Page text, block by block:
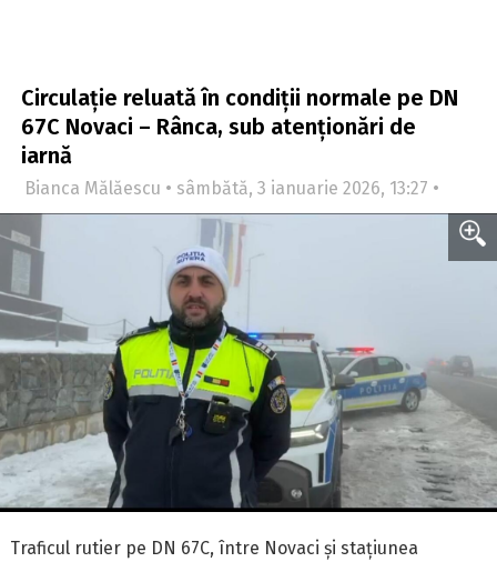
Circulație reluată în condiții normale pe DN
67C Novaci – Rânca, sub atenționări de
iarnă
Bianca Mălăescu • sâmbătă, 3 ianuarie 2026, 13:27 •
Traficul rutier pe DN 67C, între Novaci și stațiunea